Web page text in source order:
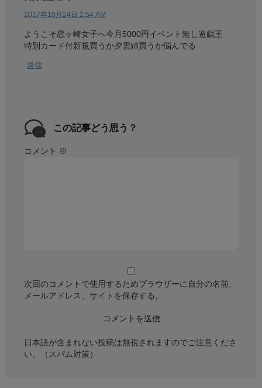
2017年10月24日 2:54 AM
ようこそ恋ヶ崎女子へ今月5000円イベント無し遊戯王
特別カード付新規買うか夕雲姉買うか悩んでる
返信
この記事どう思う？
コメント ※
次回のコメントで使用するためブラウザーに自分の名前、
メールアドレス、サイトを保存する。
日本語が含まれない投稿は無視されますのでご注意くださ
い。（スパム対策）